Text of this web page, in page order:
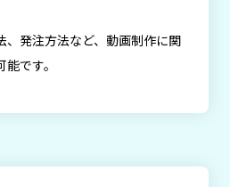
、発注方法など、動画制作に関
です。